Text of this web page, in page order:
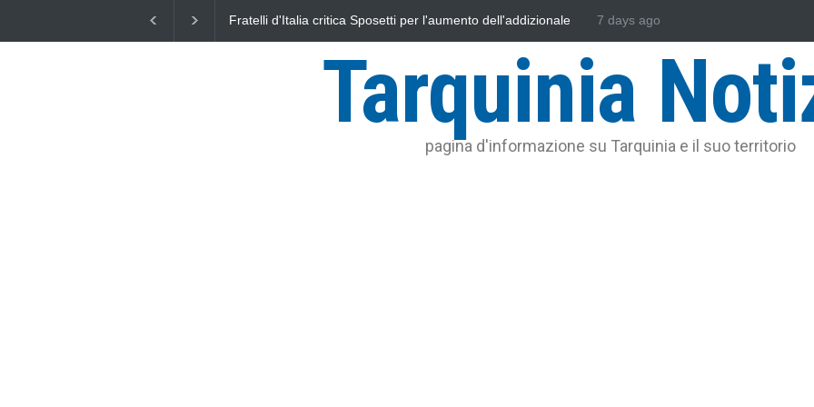
L'Università della Tuscia e l'Assonautica Provinciale di Viterbo
Vincenzo Ferri, un Eroe tarquiniese
7 days ago
Tarquinia
pagina d'informazione su Tarquinia e il suo territorio